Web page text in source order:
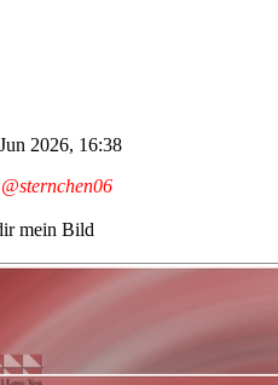
2026, 16:38
@sternchen06
mein Bild